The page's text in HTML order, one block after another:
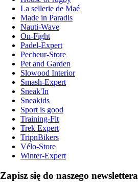
La sellerie de Maé
Made in Paradis
Nauti-Wave
On-Fight
Padel-Expert
Pecheur-Store
Pet and Garden
Slowood Interior
Smash-Expert
Sneak'In
Sneakids
Sport is good
Training-Fit
Trek Expert
TripnBikers
Vélo-Store
Winter-Expert
Zapisz się do naszego newslettera